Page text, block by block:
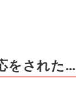
をされた…